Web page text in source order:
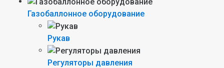
Газобаллонное оборудование
Рукав
Регуляторы давления